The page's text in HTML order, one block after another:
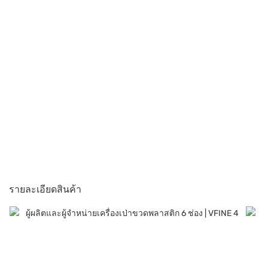
รายละเอียดสินค้า